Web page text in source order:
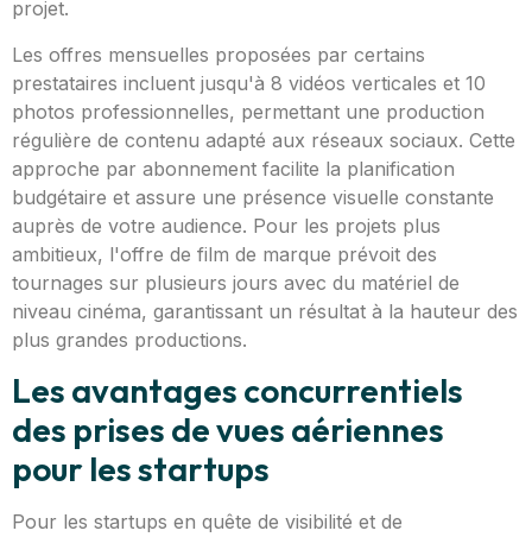
projet.
Les offres mensuelles proposées par certains
prestataires incluent jusqu'à 8 vidéos verticales et 10
photos professionnelles, permettant une production
régulière de contenu adapté aux réseaux sociaux. Cette
approche par abonnement facilite la planification
budgétaire et assure une présence visuelle constante
auprès de votre audience. Pour les projets plus
ambitieux, l'offre de film de marque prévoit des
tournages sur plusieurs jours avec du matériel de
niveau cinéma, garantissant un résultat à la hauteur des
plus grandes productions.
Les avantages concurrentiels
des prises de vues aériennes
pour les startups
Pour les startups en quête de visibilité et de